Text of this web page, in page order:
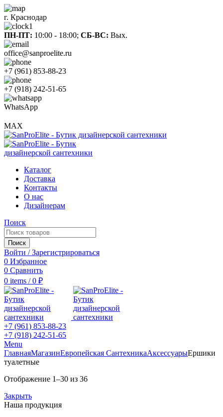
г. Краснодар
ПН-ПТ: 10:00 - 18:00; СБ-ВС: Вых.
office@sanproelite.ru
+7 (961) 853-88-23
+7 (918) 242-51-65
WhatsApp
MAX
Каталог
Доставка
Контакты
О нас
Дизайнерам
Поиск
Поиск
Войти / Зарегистрироваться
0 Избранное
0 Сравнить
0 items / 0 ₽
+7 (961) 853-88-23
+7 (918) 242-51-65
Menu
ГлавнаяМагазинЕвропейская СантехникаАксессуарыЕршики
туалетные
Отображение 1–30 из 36
Закрыть
Наша продукция